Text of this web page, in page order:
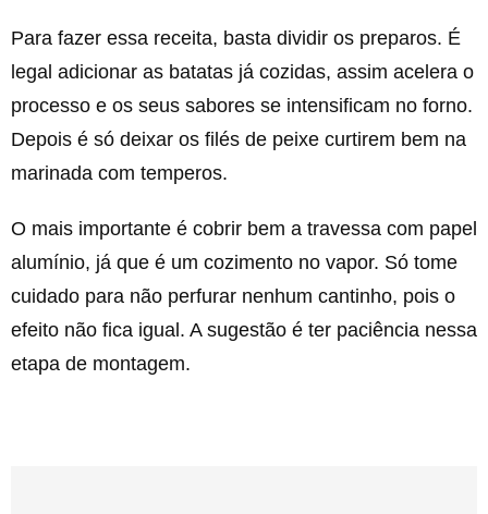
Para fazer essa receita, basta dividir os preparos. É
legal adicionar as batatas já cozidas, assim acelera o
processo e os seus sabores se intensificam no forno.
Depois é só deixar os filés de peixe curtirem bem na
marinada com temperos.
O mais importante é cobrir bem a travessa com papel
alumínio, já que é um cozimento no vapor. Só tome
cuidado para não perfurar nenhum cantinho, pois o
efeito não fica igual. A sugestão é ter paciência nessa
etapa de montagem.